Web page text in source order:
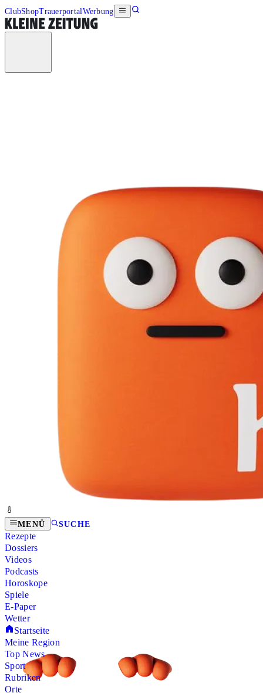
ClubShopTrauerportalWerbung
MENÜ SUCHE
Rezepte
Dossiers
Videos
Podcasts
Horoskope
Spiele
E-Paper
Wetter
Startseite
Meine Region
Top News
Sport
Rubriken
Orte